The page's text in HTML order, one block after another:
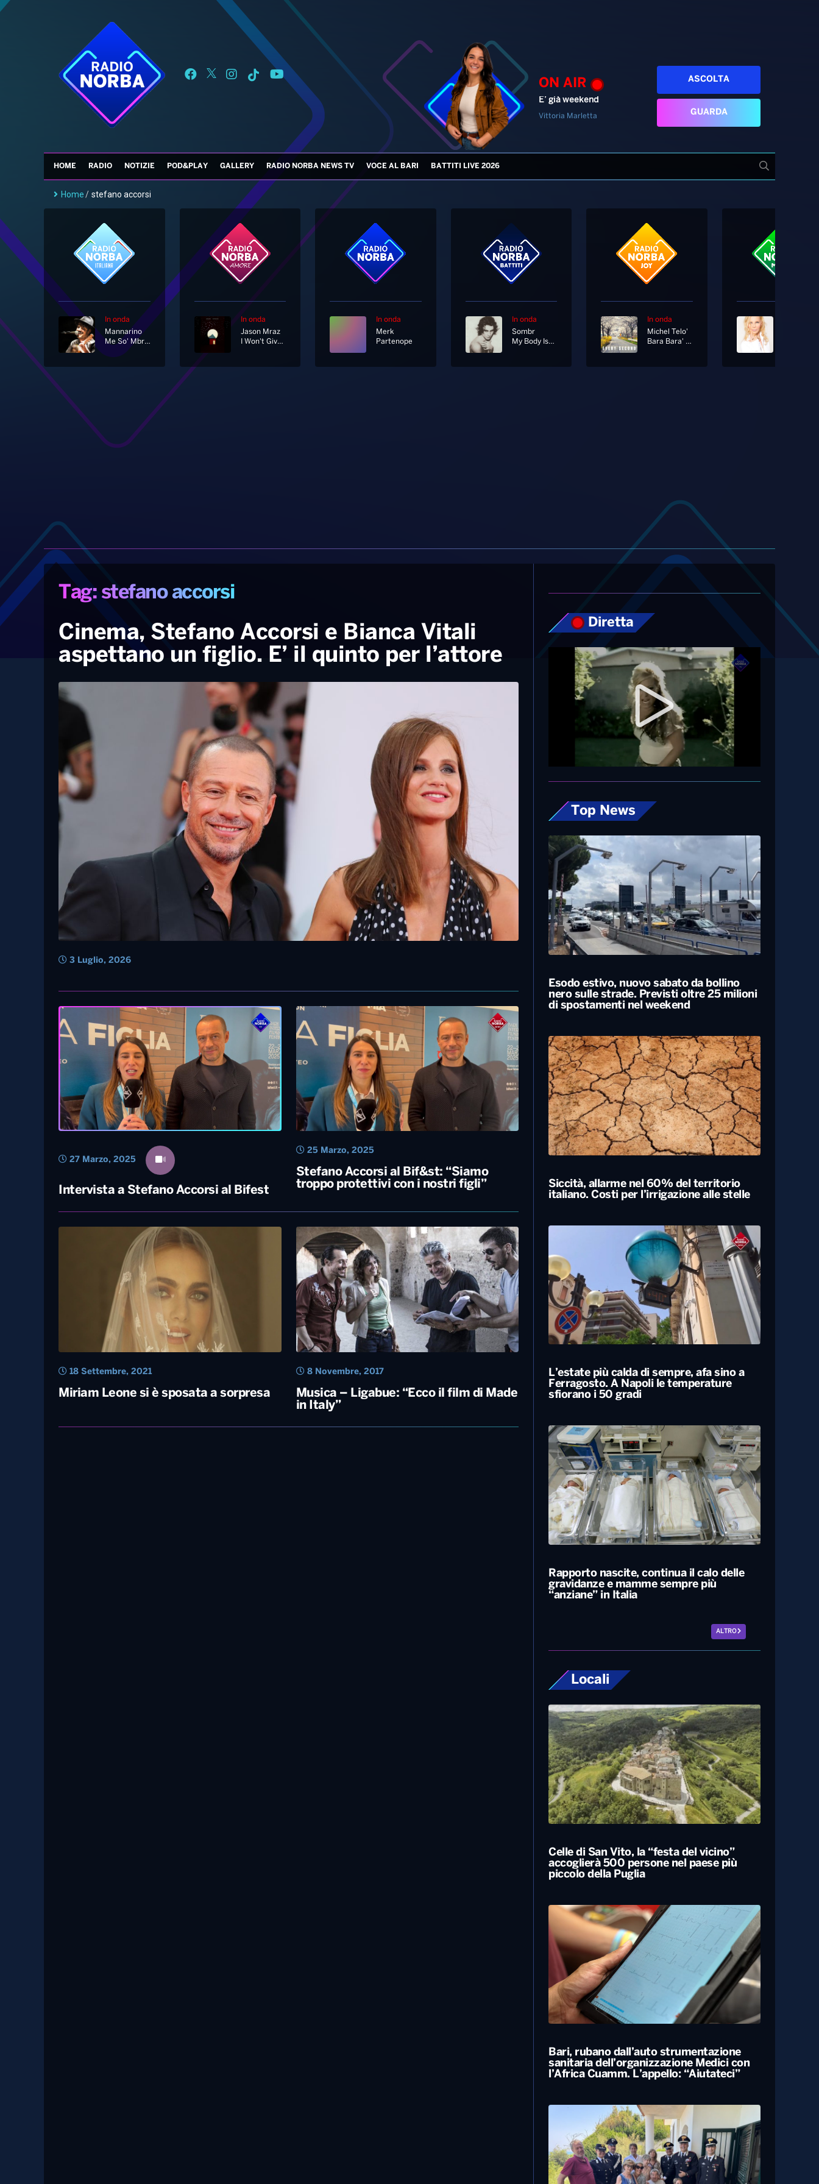
ON AIR
E’ già weekend
Vittoria Marletta
ASCOLTA
GUARDA
HOME RADIO NOTIZIE POD&PLAY GALLERY RADIO NORBA NEWS TV VOCE AL BARI BATTITI LIVE 2026
Home/ stefano accorsi
In onda
Mannarino
Me So' Mbriacato
In onda
Jason Mraz
I Won't Give Up
In onda
Merk
Partenope
In onda
Sombr
My Body Isn't Ready
In onda
Michel Telo'
Bara Bara' [A Class Floor Mix]
Tag: stefano accorsi
Cinema, Stefano Accorsi e Bianca Vitali
aspettano un figlio. E’ il quinto per l’attore
3 Luglio, 2026
Intervista a Stefano Accorsi al Bifest
27 Marzo, 2025
Stefano Accorsi al Bif&st: “Siamo
troppo protettivi con i nostri figli”
25 Marzo, 2025
Miriam Leone si è sposata a sorpresa
18 Settembre, 2021
Musica – Ligabue: “Ecco il film di Made
in Italy”
8 Novembre, 2017
Diretta
Top News
Esodo estivo, nuovo sabato da bollino
nero sulle strade. Previsti oltre 25 milioni
di spostamenti nel weekend
Siccità, allarme nel 60% del territorio
italiano. Costi per l’irrigazione alle stelle
L’estate più calda di sempre, afa sino a
Ferragosto. A Napoli le temperature
sfiorano i 50 gradi
Rapporto nascite, continua il calo delle
gravidanze e mamme sempre più
“anziane” in Italia
ALTRO
Locali
Celle di San Vito, la “festa del vicino”
accoglierà 500 persone nel paese più
piccolo della Puglia
Bari, rubano dall’auto strumentazione
sanitaria dell’organizzazione Medici con
l’Africa Cuamm. L’appello: “Aiutateci”